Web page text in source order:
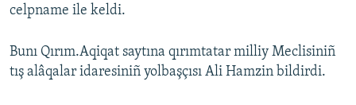
RFE/RS bütün saytları
celpname ile keldi.
Bunı Qırım.Aqiqat saytına qırımtatar milliy Meclisiniñ
tış alâqalar idaresiniñ yolbaşçısı Ali Hamzin bildirdi.